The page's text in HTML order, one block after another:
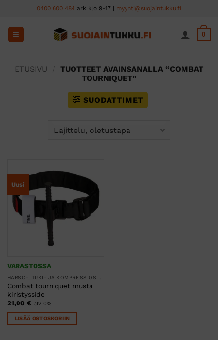
content
0400 600 484 ark klo 9-17 | myynti@suojaintukku.fi
0
ETUSIVU
TUOTTEET AVAINSANALLA “COMBAT
TOURNIQUET”
SUODATTIMET
Uusi
VARASTOSSA
Combat tourniquet musta
kiristysside
21,00 € alv 0%
LISÄÄ OSTOSKORIIN